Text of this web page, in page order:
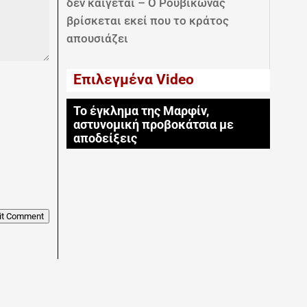
Comment
δεν καίγεται – Ο Ρουβίκωνας
βρίσκεται εκεί που το κράτος
απουσιάζει
Επιλεγμένα Video
Το έγκλημα της Μαρφίν,
αστυνομική προβοκάτσια με
αποδείξεις